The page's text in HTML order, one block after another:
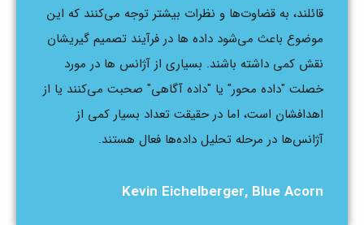
قائلند، به قضاوت‌ها و نظرات بیشتر توجه می‌کنند که این
موضوع باعث می‌شود داده ها در فرآیند تصمیم گیریشان
نقش کمی داشته باشند. بسیاری از آژانس ها در مورد
خصلت "داده محور" یا "داده آگاهی" صحبت می‌کنند یا از
اهدافشان است، اما در حقیقت تعداد بسیار کمی از
آژانس‌ها در مرحله تحلیل داده‌ها فعال هستند.
Kevin Eichelberger, Blue Acorn